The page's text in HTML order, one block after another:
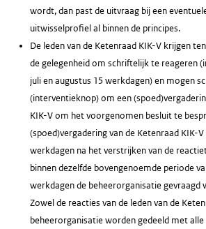
wordt, dan past de uitvraag bij een
uitwisselprofiel al binnen de principes.
De leden van de Ketenraad KIK-V krijgen
de gelegenheid om schriftelijk te reageren
juli en augustus 15 werkdagen) en mogen
(interventieknop) om een
KIK-V om het voorgenomen besluit te
(spoed)vergadering van de Ketenraad KIK-
werkdagen na het verstrijken van de
binnen dezelfde bovengenoemde periode
werkdagen de beheerorganisatie gevraagd
Zowel de reacties van de leden van de
beheerorganisatie worden gedeeld met alle